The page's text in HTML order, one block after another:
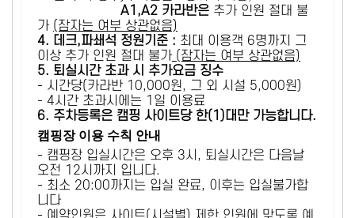
A1,A2 카라반은 추가 인원 절대 불
가 (잠자는 여부 상관없음)
4. 데크,파쇄석 정원기준 : ​최대 이용객 6명까지 그
이상 추가 인원 절대 불가 (잠자는 여부 상관없음)
5. 퇴실시간 초과 시 추가요금 징수
- 시간당(카라반 10,000원, 그 외 시설 5,000원)
- 4시간 초과시에는 1일 이용료
6. 주차등록은 캠핑 사이트당 한(1)대만 가능합니다.
캠핑장 이용 수칙 안내
- 캠핑장 입실시간은 오후 3시, 퇴실시간은 다음날
오전 12시까지 입니다.
- 최소 20:00까지는 입실 완료, 이후는 입실불가합
니다